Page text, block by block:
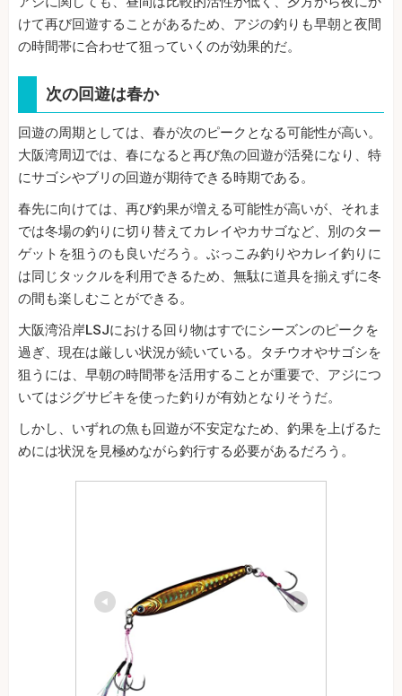
けて再び回遊することがあるため、アジの釣りも早朝と夜間
の時間帯に合わせて狙っていくのが効果的だ。
次の回遊は春か
回遊の周期としては、春が次のピークとなる可能性が高い。
大阪湾周辺では、春になると再び魚の回遊が活発になり、特
にサゴシやブリの回遊が期待できる時期である。
春先に向けては、再び釣果が増える可能性が高いが、それま
では冬場の釣りに切り替えてカレイやカサゴなど、別のター
ゲットを狙うのも良いだろう。ぶっこみ釣りやカレイ釣りに
は同じタックルを利用できるため、無駄に道具を揃えずに冬
の間も楽しむことができる。
大阪湾沿岸LSJにおける回り物はすでにシーズンのピークを
過ぎ、現在は厳しい状況が続いている。タチウオやサゴシを
狙うには、早朝の時間帯を活用することが重要で、アジにつ
いてはジグサビキを使った釣りが有効となりそうだ。
しかし、いずれの魚も回遊が不安定なため、釣果を上げるた
めには状況を見極めながら釣行する必要があるだろう。